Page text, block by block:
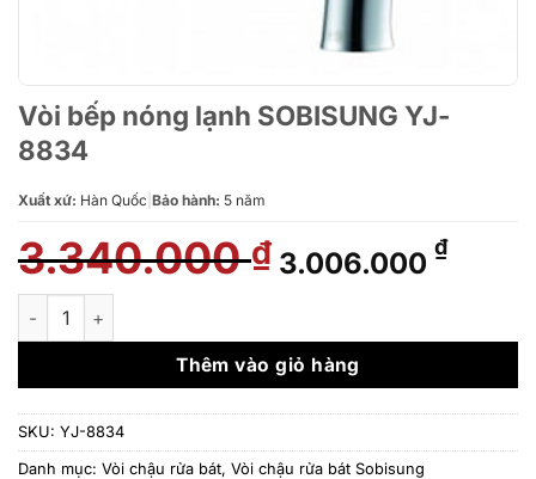
Vòi bếp nóng lạnh SOBISUNG YJ-
8834
Xuất xứ: Hàn Quốc Bảo hành: 5 năm
3.340.000₫ Giá
gốc
3.340.000 ₫.
3.006.000 ₫Giá
là:
Vòi bếp nóng lạnh SOBISUNG YJ-8834 số lượng
Thêm vào giỏ hàng
SKU: YJ-8834
Danh mục: Vòi chậu rửa bát, Vòi chậu rửa bát Sobisung